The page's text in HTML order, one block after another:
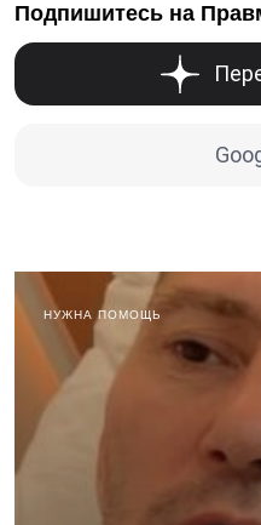
Подпишитесь на
НУЖНА ПОМОЩЬ